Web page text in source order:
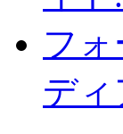
フ
ディ